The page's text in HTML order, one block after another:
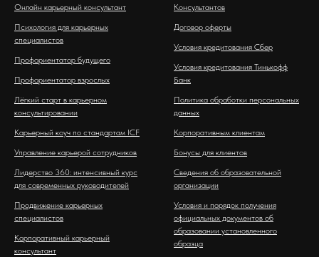
Онлайн карьерный консультант
Психология для карьерных
специалистов
Профориентатор будущего
Профориентатор взрослых
Лёгкий старт в карьерном
консультировании
Карьерный коуч по стандартам ICF
Управление карьерой сотрудников
Лидерство 360: интенсивный курс
для современных руководителей
Продвижение карьерных
специалистов
Корпоративный карьерный
консультант
Консультантов
Договор оферты
Условия кредитования Сбер
Условия кредитования Тинькофф
Банк
Политика обработки персональных
данных
Корпоративным клиентам
Бонусы для клиентов
Сведения об образовательной
организации
Условия и порядок получения
официальных документов об
образовании установленного
образца